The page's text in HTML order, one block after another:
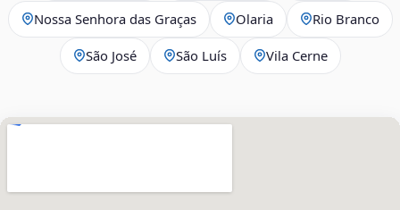
Nossa Senhora das Graças Olaria Rio Branco
São José São Luís Vila Cerne